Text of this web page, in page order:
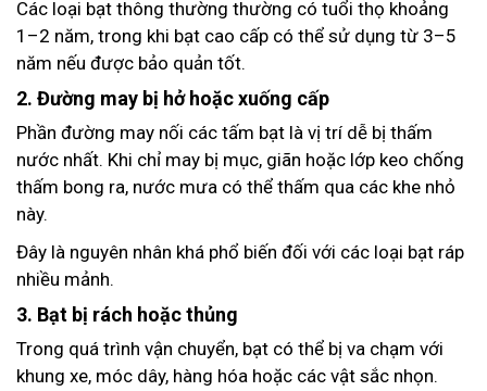
Các loại bạt thông thường thường có tuổi thọ khoảng
1–2 năm, trong khi bạt cao cấp có thể sử dụng từ 3–5
năm nếu được bảo quản tốt.
2. Đường may bị hở hoặc xuống cấp
Phần đường may nối các tấm bạt là vị trí dễ bị thấm
nước nhất. Khi chỉ may bị mục, giãn hoặc lớp keo chống
thấm bong ra, nước mưa có thể thấm qua các khe nhỏ
này.
Đây là nguyên nhân khá phổ biến đối với các loại bạt ráp
nhiều mảnh.
3. Bạt bị rách hoặc thủng
Trong quá trình vận chuyển, bạt có thể bị va chạm với
khung xe, móc dây, hàng hóa hoặc các vật sắc nhọn.